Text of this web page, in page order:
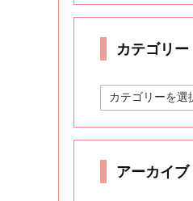
カテゴリー
テ
リ
アーカイブ